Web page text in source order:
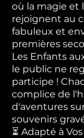
où la magie et
rejoignent au
fabuleux et
premières
Les Enfants
le public ne
participe !
complice de
d'aventures
souvenirs
⏳ Adapté à